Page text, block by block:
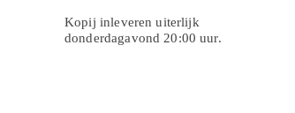
Kopij inleveren uiterlijk
donderdagavond 20:00 uur.